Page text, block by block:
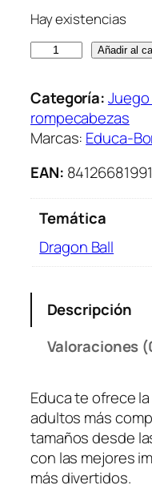
Hay existencias
z
z
l
e
D
n
B
l
×
5
0
0
P
Añadir al
Categoría:
rompecabezas
Marcas: Educa-
EAN:
Temática
Dragon Ball
Descripción
Valoraciones
Educa te ofrece
adultos más
tamaños desde
con las mejores
más divertidos.